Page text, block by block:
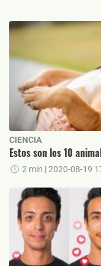
CIENCIA
Estos son los 10
2 min | 2020-08-19